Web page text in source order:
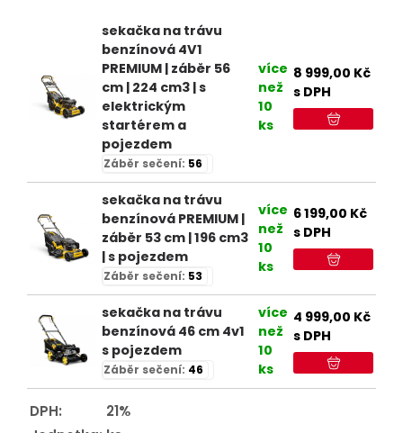
sekačka na trávu
benzínová 4V1
PREMIUM | záběr 56
cm | 224 cm3 | s
elektrickým
startérem a
pojezdem
Záběr sečení: 56
více
než
10
ks
8 999,00 Kč
s DPH
sekačka na trávu
benzínová PREMIUM |
záběr 53 cm | 196 cm3
| s pojezdem
Záběr sečení: 53
více
než
10
ks
6 199,00 Kč
s DPH
sekačka na trávu
benzínová 46 cm 4v1
s pojezdem
Záběr sečení: 46
více
než
10
ks
4 999,00 Kč
s DPH
DPH:
21%